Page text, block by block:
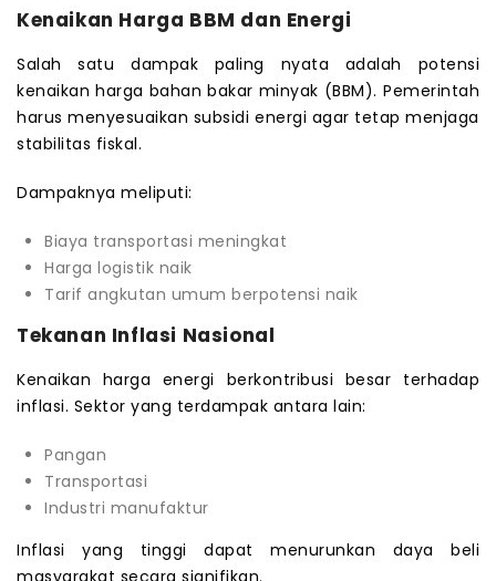
Kenaikan Harga BBM dan Energi
Salah satu dampak paling nyata adalah potensi
kenaikan harga bahan bakar minyak (BBM). Pemerintah
harus menyesuaikan subsidi energi agar tetap menjaga
stabilitas fiskal.
Dampaknya meliputi:
Biaya transportasi meningkat
Harga logistik naik
Tarif angkutan umum berpotensi naik
Tekanan Inflasi Nasional
Kenaikan harga energi berkontribusi besar terhadap
inflasi. Sektor yang terdampak antara lain:
Pangan
Transportasi
Industri manufaktur
Inflasi yang tinggi dapat menurunkan daya beli